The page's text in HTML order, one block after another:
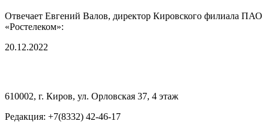
Отвечает Евгений Валов, директор Кировского филиала ПАО
«Ростелеком»:
20.12.2022
610002, г. Киров, ул. Орловская 37, 4 этаж
Редакция: +7(8332) 42-46-17